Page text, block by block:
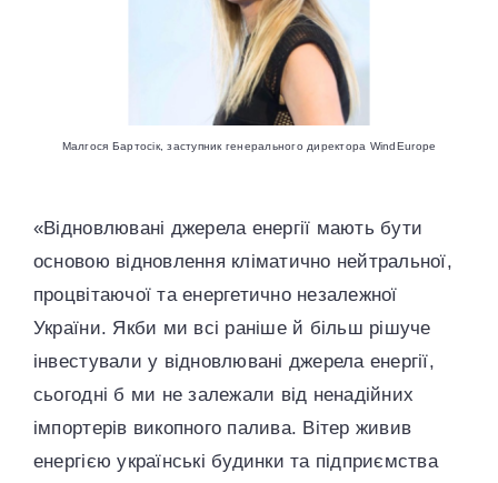
Малгося Бартосік, заступник генерального директора WindEurope
«Відновлювані джерела енергії мають бути
основою відновлення кліматично нейтральної,
процвітаючої та енергетично незалежної
України. Якби ми всі раніше й більш рішуче
інвестували у відновлювані джерела енергії,
сьогодні б ми не залежали від ненадійних
імпортерів викопного палива. Вітер живив
енергією українські будинки та підприємства